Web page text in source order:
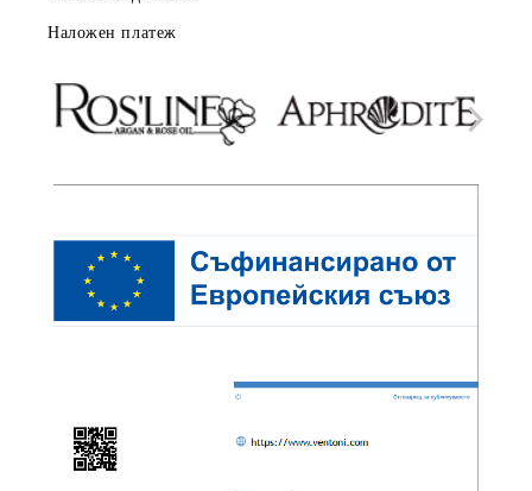
Наложен платеж